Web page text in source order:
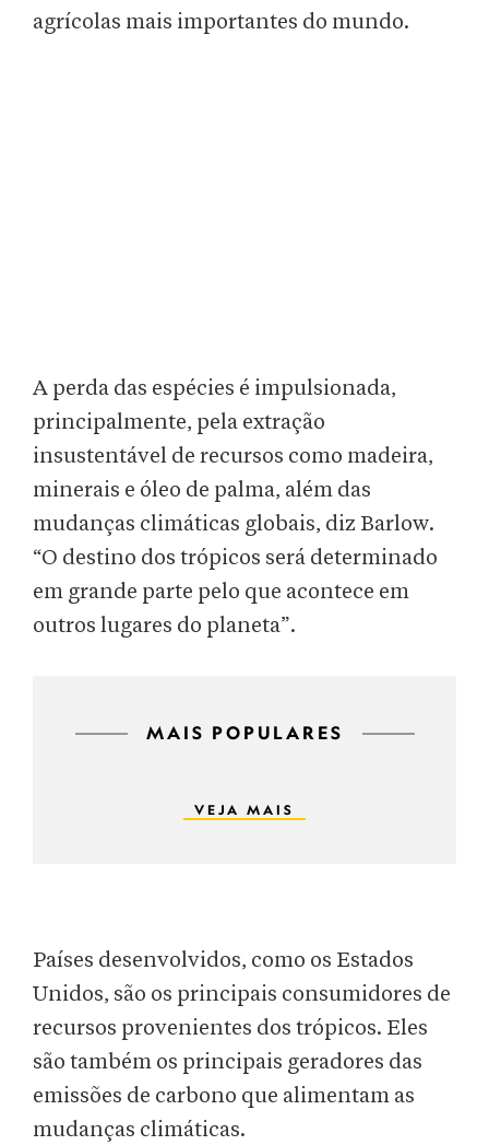
agrícolas mais importantes do mundo.
A perda das espécies é impulsionada,
principalmente, pela extração
insustentável de recursos como madeira,
minerais e óleo de palma, além das
mudanças climáticas globais, diz Barlow.
“O destino dos trópicos será determinado
em grande parte pelo que acontece em
outros lugares do planeta”.
MAIS POPULARES
VEJA MAIS
Países desenvolvidos, como os Estados
Unidos, são os principais consumidores de
recursos provenientes dos trópicos. Eles
são também os principais geradores das
emissões de carbono que alimentam as
mudanças climáticas.